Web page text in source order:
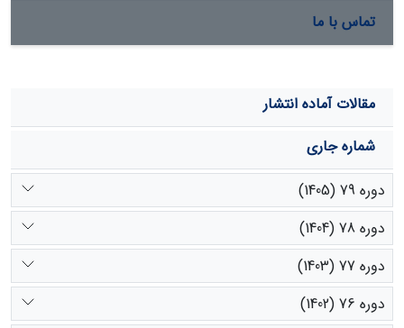
تماس با ما
مقالات آماده انتشار
شماره جاری
دوره 79 (1405)
دوره 78 (1404)
دوره 77 (1403)
دوره 76 (1402)